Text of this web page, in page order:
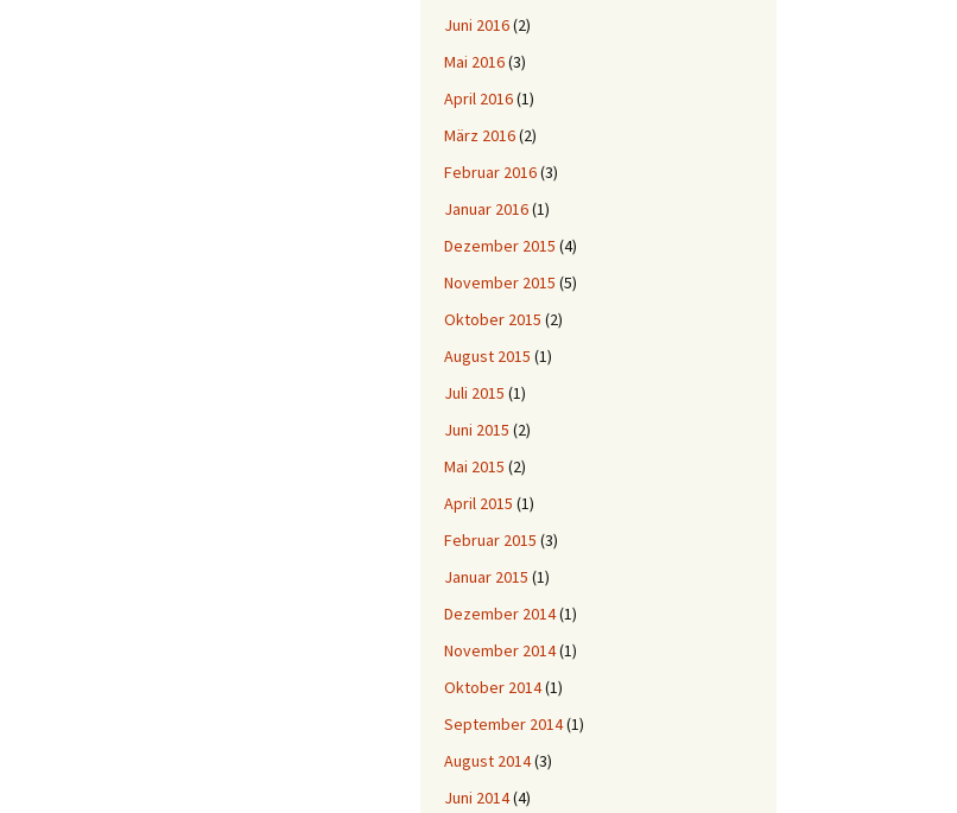
Juni 2016(2)
Mai 2016(3)
April 2016(1)
März 2016(2)
Februar 2016(3)
Januar 2016(1)
Dezember 2015 (4)
November 2015 (5)
Oktober 2015 (2)
August 2015 (1)
Juli 2015 (1)
Juni 2015 (2)
Mai 2015 (2)
April 2015 (1)
Februar 2015 (3)
Januar 2015 (1)
Dezember 2014(1)
November 2014(1)
Oktober 2014(1)
September 2014(1)
August 2014(3)
Juni 2014(4)